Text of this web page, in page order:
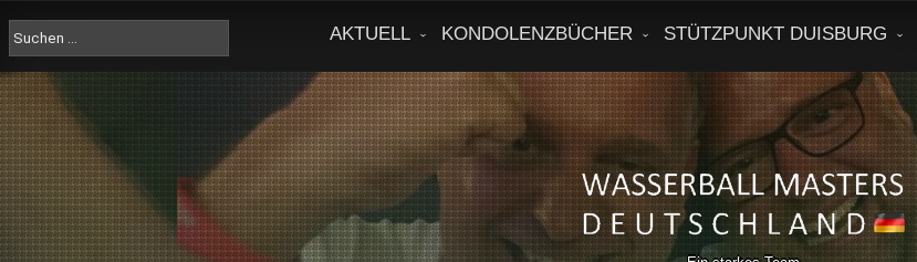
content
Suche
nach:
AKTUELL KONDOLENZBÜCHER STÜTZPUNKT DUISBURG